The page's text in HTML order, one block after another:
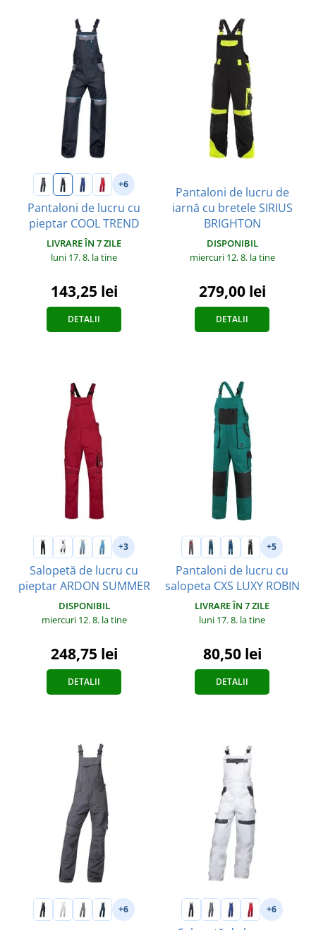
+6
Pantaloni de lucru cu
pieptar COOL TREND
LIVRARE ÎN 7 ZILE
luni 17. 8. la tine
143,25 lei
DETALII
Pantaloni de lucru de
iarnă cu bretele SIRIUS
BRIGHTON
DISPONIBIL
miercuri 12. 8. la tine
279,00 lei
DETALII
+3
Salopetă de lucru cu
pieptar ARDON SUMMER
DISPONIBIL
miercuri 12. 8. la tine
248,75 lei
DETALII
+5
Pantaloni de lucru cu
salopeta CXS LUXY ROBIN
LIVRARE ÎN 7 ZILE
luni 17. 8. la tine
80,50 lei
DETALII
+6 +6